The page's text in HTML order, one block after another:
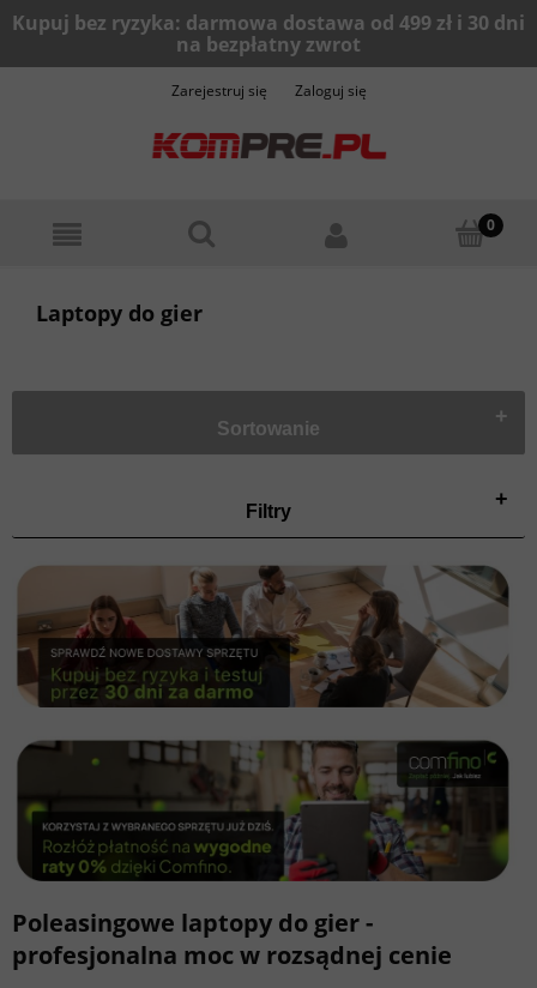
Zarejestruj się Zaloguj się
Laptopy do gier
Sortowanie
+
Filtry
+
Poleasingowe laptopy do gier -
profesjonalna moc w rozsądnej cenie